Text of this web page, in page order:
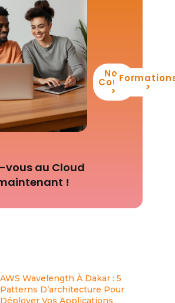
vous au Cloud
!
Nos
Cours
> >
AWS Wavelength À Dakar : 5
Patterns D’architecture Pour
Déployer Vos Applications